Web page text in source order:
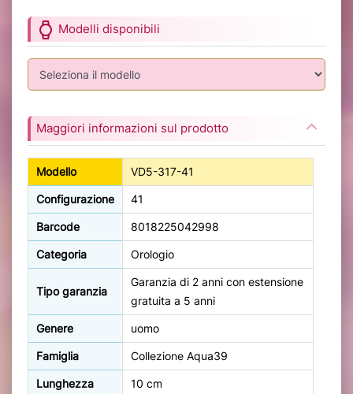
watch Modelli disponibili
Maggiori informazioni sul prodotto
Modello VD5-317-41
Configurazione 41
Barcode 8018225042998
Categoria Orologio
Tipo garanzia
Garanzia di 2 anni con estensione
gratuita a 5 anni
Genere uomo
Famiglia Collezione Aqua39
Lunghezza 10 cm